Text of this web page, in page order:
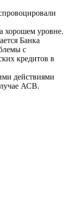
хорошем уровне.
Банка
с
кредитов в
действиями
АСВ.